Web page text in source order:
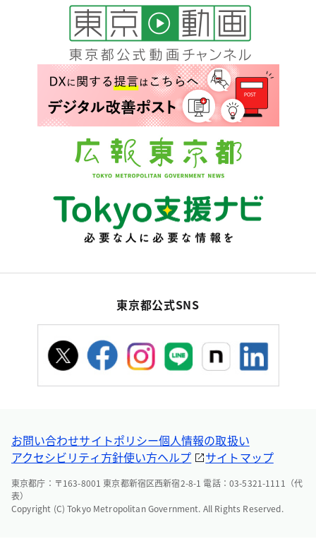
東京都公式SNS
お問い合わせサイトポリシー個人情報の取扱い
アクセシビリティ方針使い方ヘルプ サイトマップ
東京都庁：〒163-8001 東京都新宿区西新宿2-8-1 電話：03-5321-1111（代
表）
Copyright (C) Tokyo Metropolitan Government. All Rights Reserved.